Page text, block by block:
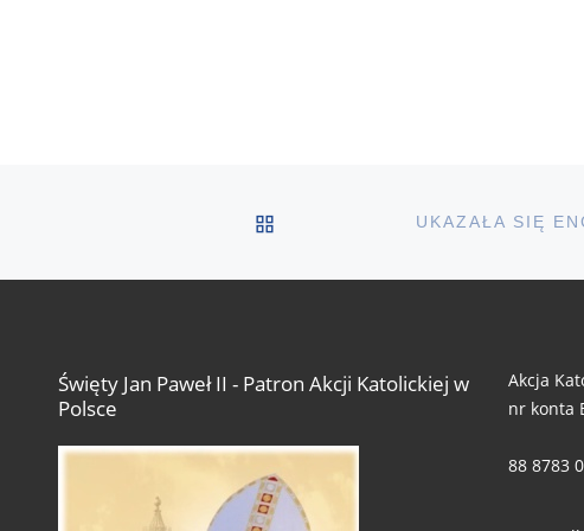
POWRÓT DO LISTY POSTÓW
Święty Jan Paweł II - Patron Akcji Katolickiej w
Polsce
Akcja
nr konta
88 8783